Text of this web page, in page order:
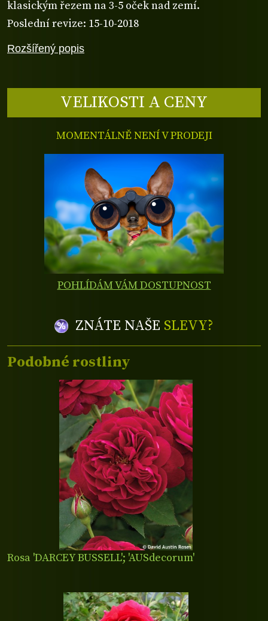
Rozšířený popis
klasickým řezem na 3-5 oček nad zemí.
Poslední revize: 15-10-2018
VELIKOSTI A CENY
MOMENTÁLNĚ NENÍ V PRODEJI
POHLÍDÁM VÁM DOSTUPNOST
ZNÁTE NAŠE SLEVY?
Podobné rostliny
Rosa 'DARCEY BUSSELL'; 'AUSdecorum'